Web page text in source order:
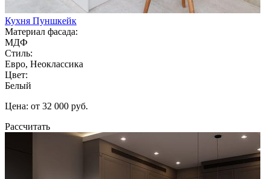
Кухня Пуншкейк
Материал фасада:
МДФ
Стиль:
Евро, Неоклассика
Цвет:
Белый
Цена: от 32 000 руб.
Рассчитать